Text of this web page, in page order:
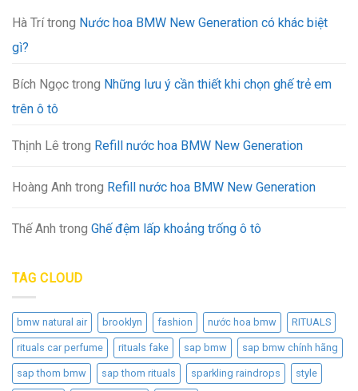
Hà Trítrong Nước hoa BMW New Generation có khác biệt
gì?
Bích Ngọc trong Những lưu ý cần thiết khi chọn ghế trẻ em
trên ô tô
Thịnh Lê trong Refill nước hoa BMW New Generation
Hoàng Anh trong Refill nước hoa BMW New Generation
Thế Anh trong Ghế đệm lấp khoảng trống ô tô
TAG CLOUD
bmw natural air brooklyn fashion nước hoa bmw RITUALS
rituals car perfume rituals fake sap bmw sap bmw chính hãng
sap thom bmw sap thom rituals sparkling raindrops style